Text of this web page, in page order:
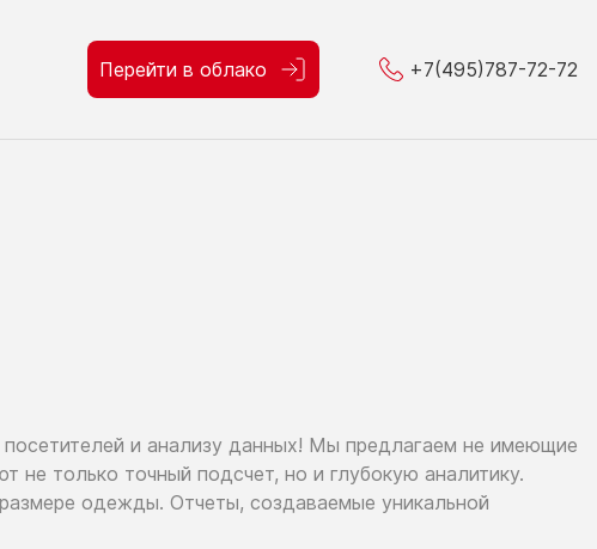
Перейти в облако +7(495)787-72-72
и анализу данных! Мы предлагаем не имеющие
не только точный подсчет, но и глубокую аналитику.
одежды. Отчеты, создаваемые уникальной